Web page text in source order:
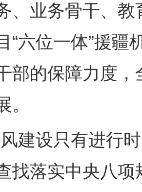
、业务骨干、
“六位一体”援
部的保障力度
。
设只有进行时
找落实中央八